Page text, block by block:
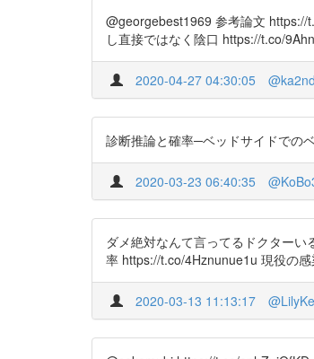
@georgebest1969 参考論文
し直接ではなく陰口 https://t.co/
2020-04-27 04:30:05 @ka2nd
診断推論と確率─ベッドサイドでの
2020-03-23 06:40:35
ダメ絶対なんて言ってるドクター
率 https://t.co/4Hznunue1u 現役の
2020-03-13 11:13:17